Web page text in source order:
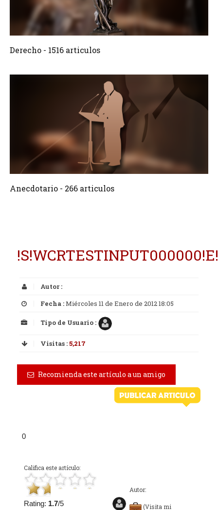
Crear 1516 Articulos
Derecho - 1516 articulos
Crear 266 Articulos
Anecdotario - 266 articulos
!S!WCRTESTINPUT000000!E!
Autor :
Fecha :Miércoles 11 de Enero de 2012 18:05
Tipo de Usuario :
Visitas :5,217
Recomienda este artículo a un amigo
0
Califica este artículo:
Rating: 1.7/5
Autor:
(Visita mi